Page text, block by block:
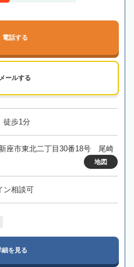
電話する
メールする
徒歩1分
座市東北二丁目30番18号 尾崎
地図
ン相談可
細を見る